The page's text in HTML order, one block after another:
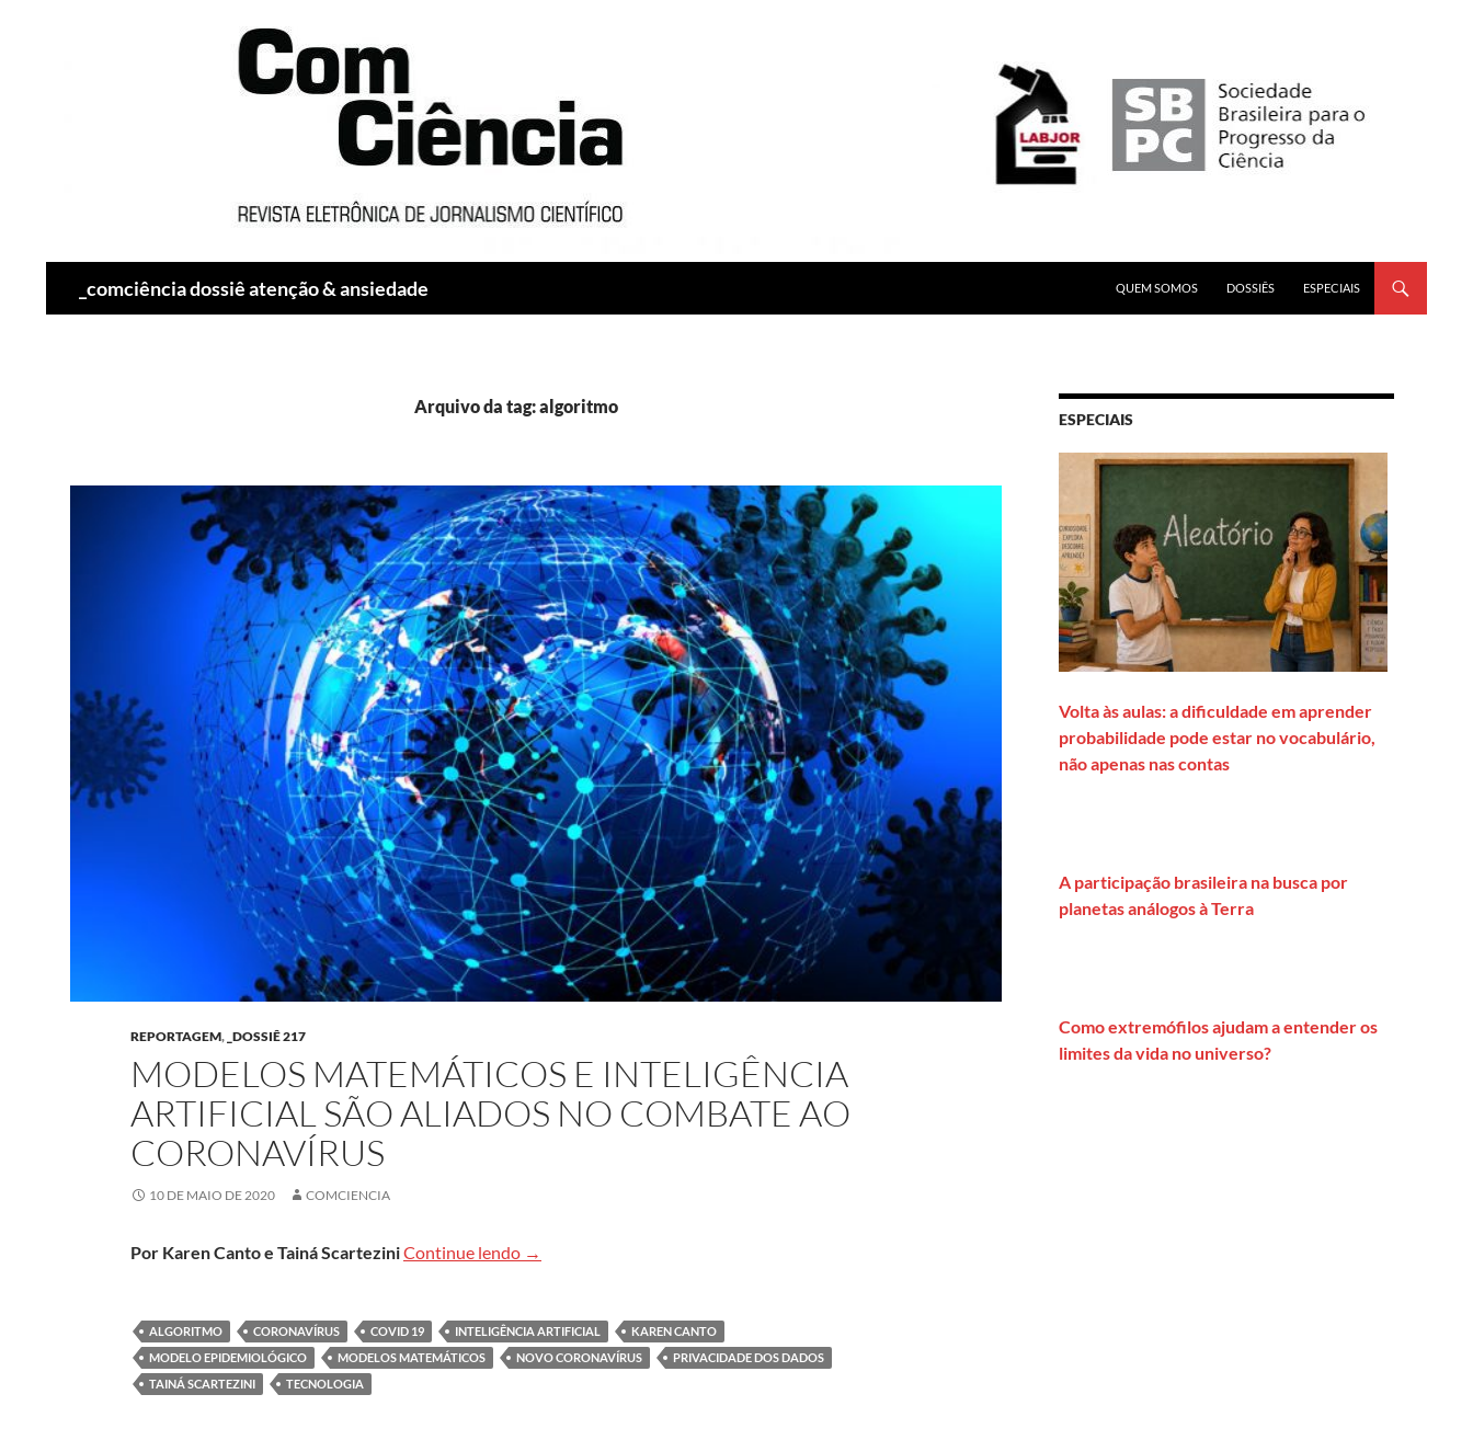
_comciência dossiê atenção & ansiedade
QUEM SOMOS
DOSSIÊS ESPECIAIS
Arquivo da tag: algoritmo
REPORTAGEM, _DOSSIÊ 217
MODELOS MATEMÁTICOS E INTELIGÊNCIA
ARTIFICIAL SÃO ALIADOS NO COMBATE AO
CORONAVÍRUS
10 DE MAIO DE 2020 COMCIENCIA
Por Karen Canto e Tainá ScarteziniContinue lendo Modelos matemáticos e inteligência artificial são aliados no combate ao coronavírus
→
ALGORITMO CORONAVÍRUS COVID 19 INTELIGÊNCIA ARTIFICIAL
KAREN CANTO
MODELO EPIDEMIOLÓGICO
MODELOS MATEMÁTICOS NOVO CORONAVÍRUS
PRIVACIDADE DOS DADOS
TAINÁ SCARTEZINI
TECNOLOGIA
ESPECIAIS
Volta às aulas: a dificuldade em aprender
probabilidade pode estar no vocabulário,
não apenas nas contas
A participação brasileira na busca por
planetas análogos à Terra
Como extremófilos ajudam a entender os
limites da vida no universo?